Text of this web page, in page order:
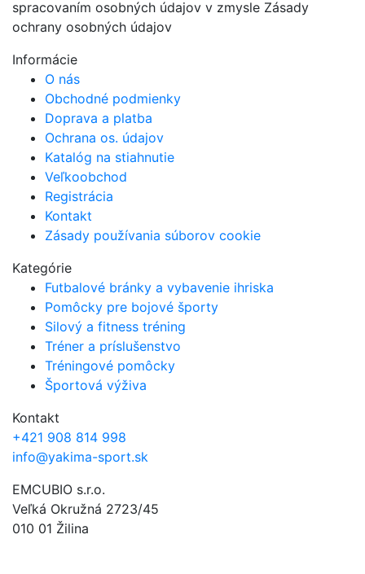
spracovaním osobných údajov v zmysle Zásady
ochrany osobných údajov
Informácie
O nás
Obchodné podmienky
Doprava a platba
Ochrana os. údajov
Katalóg na stiahnutie
Veľkoobchod
Registrácia
Kontakt
Zásady používania súborov cookie
Kategórie
Futbalové bránky a vybavenie ihriska
Pomôcky pre bojové športy
Silový a fitness tréning
Tréner a príslušenstvo
Tréningové pomôcky
Športová výživa
Kontakt
+421 908 814 998
info@yakima-sport.sk
EMCUBIO s.r.o.
Veľká Okružná 2723/45
010 01 Žilina